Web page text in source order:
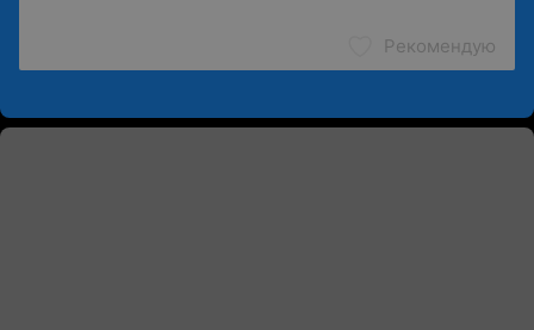
Рекомендую